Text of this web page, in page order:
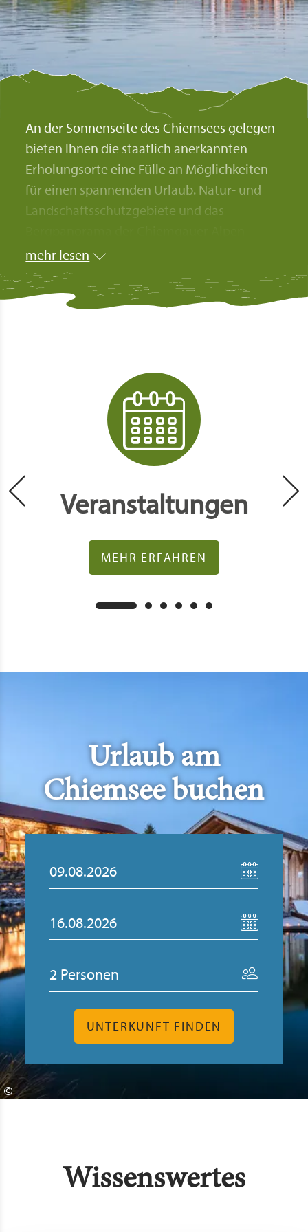
An der Sonnenseite des Chiemsees gelegen
bieten Ihnen die staatlich anerkannten
Erholungsorte eine Fülle an Möglichkeiten
für einen spannenden Urlaub. Natur- und
Landschaftsschutzgebiete und das
bilden zusammen mit dem einzigarten
Ambiente des Kultur- und Bildungszentrum
Kloster Seeon und dem wohl größten
Segelhafen am Chiemsee eine vielseitige
Spuren der Römer und Kelten sorgen für
eine aktive Abwechslung.
mehr lesen
Veranstaltungen
MEHR ERFAHREN
©
Urlaub am
Chiemsee buchen
UNTERKUNFT FINDEN
Wissenswertes